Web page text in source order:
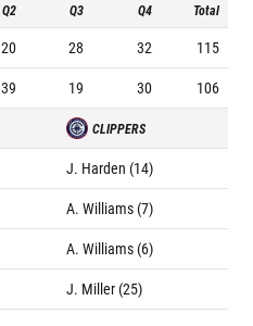
Q2 Q3 Q4 Total
20 28 32
115
39 19 30 106
CLIPPERS
J. Harden (14)
A. Williams (7)
A. Williams (6)
J. Miller (25)